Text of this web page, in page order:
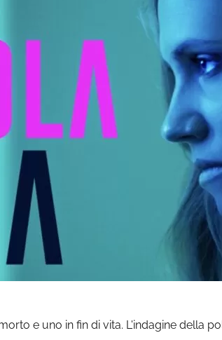
e uno in fin di vita. L'indagine della